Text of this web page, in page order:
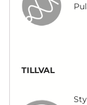
TILLVAL